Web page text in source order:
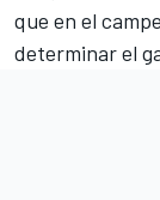
que en el
determinar el